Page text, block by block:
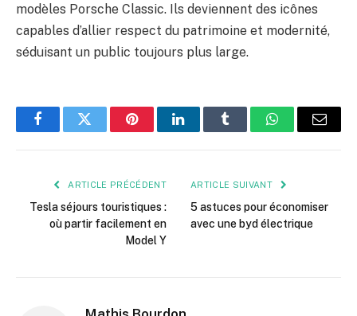
modèles Porsche Classic. Ils deviennent des icônes
capables d’allier respect du patrimoine et modernité,
séduisant un public toujours plus large.
FacebookTwitter PinterestLinkedInTumblr WhatsApp
E-
ARTICLE PRÉCÉDENT
Tesla séjours touristiques :
où partir facilement en
Model Y
ARTICLE SUIVANT
5 astuces pour économiser
avec une byd électrique